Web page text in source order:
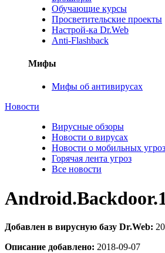
Обучающие курсы
Просветительские проекты
Настрой-ка Dr.Web
Anti-Flashback
Мифы
Мифы об антивирусах
Новости
Вирусные обзоры
Новости о вирусах
Новости о мобильных
Горячая лента угроз
Все новости
Добавлен в вирусную базу Dr.Web:
Описание добавлено: 2018-09-07